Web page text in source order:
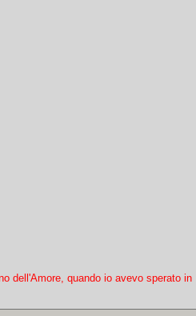
dell'Amore, quando io avevo sperato in